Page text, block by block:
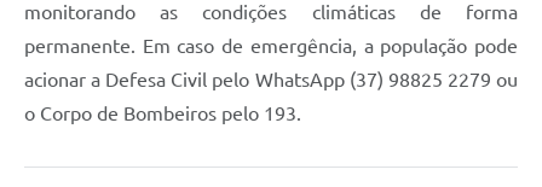
monitorando as condições climáticas de forma
permanente. Em caso de emergência, a população pode
acionar a Defesa Civil pelo WhatsApp (37) 98825 2279 ou
o Corpo de Bombeiros pelo 193.